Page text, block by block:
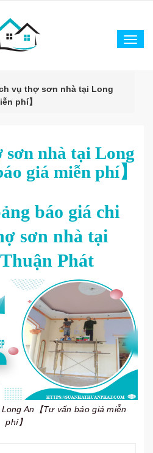
vụ thợ sơn nhà tại Long
phí】
nhà tại Long
giá miễn phí】
báo giá chi
sơn nhà tại
Phát
An【Tư vấn báo giá miễn
phí】